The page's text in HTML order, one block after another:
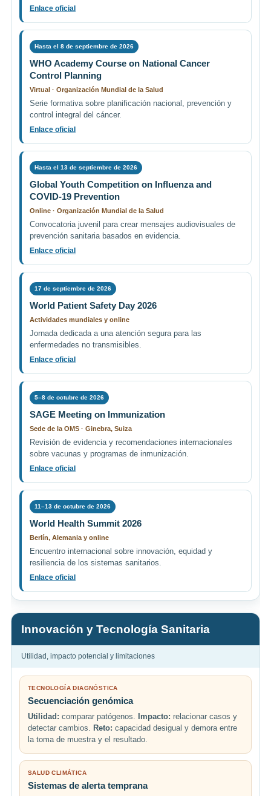
Enlace oficial
Hasta el 8 de septiembre de 2026
WHO Academy Course on National Cancer
Control Planning
Virtual · Organización Mundial de la Salud
Serie formativa sobre planificación nacional, prevención y
control integral del cáncer.
Enlace oficial
Hasta el 13 de septiembre de 2026
Global Youth Competition on Influenza and
COVID-19 Prevention
Online · Organización Mundial de la Salud
Convocatoria juvenil para crear mensajes audiovisuales de
prevención sanitaria basados en evidencia.
Enlace oficial
17 de septiembre de 2026
World Patient Safety Day 2026
Actividades mundiales y online
Jornada dedicada a una atención segura para las
enfermedades no transmisibles.
Enlace oficial
5–8 de octubre de 2026
SAGE Meeting on Immunization
Sede de la OMS · Ginebra, Suiza
Revisión de evidencia y recomendaciones internacionales
sobre vacunas y programas de inmunización.
Enlace oficial
11–13 de octubre de 2026
World Health Summit 2026
Berlín, Alemania y online
Encuentro internacional sobre innovación, equidad y
resiliencia de los sistemas sanitarios.
Enlace oficial
Innovación y Tecnología Sanitaria
Utilidad, impacto potencial y limitaciones
TECNOLOGÍA DIAGNÓSTICA
Secuenciación genómica
Utilidad: comparar patógenos. Impacto: relacionar casos y
detectar cambios. Reto: capacidad desigual y demora entre
la toma de muestra y el resultado.
SALUD CLIMÁTICA
Sistemas de alerta temprana